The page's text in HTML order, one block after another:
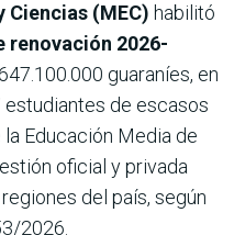
(MEC) habilitó
renovación 2026-
guaraníes, en
de escasos
la Educación Media de
oficial y privada
del país, según
2026.